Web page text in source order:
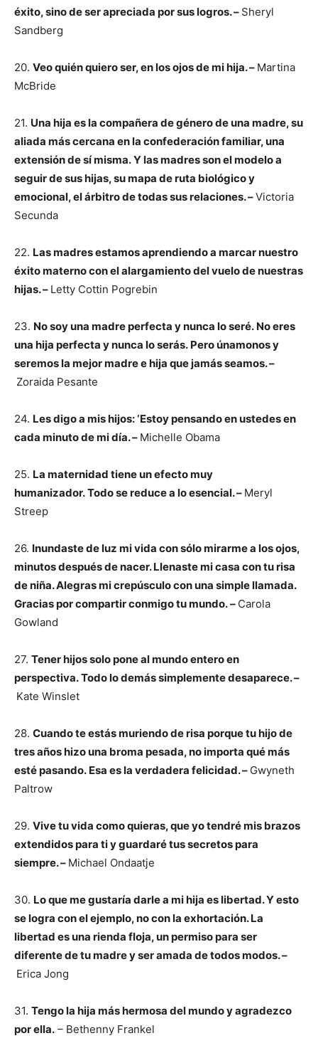
éxito, sino de ser apreciada por sus logros. – Sheryl
Sandberg
20. Veo quién quiero ser, en los ojos de mi hija. – Martina
McBride
21. Una hija es la compañera de género de una madre, su
aliada más cercana en la confederación familiar, una
extensión de sí misma. Y las madres son el modelo a
seguir de sus hijas, su mapa de ruta biológico y
emocional, el árbitro de todas sus relaciones. –Victoria
Secunda
22. Las madres estamos aprendiendo a marcar nuestro
éxito materno con el alargamiento del vuelo de nuestras
hijas. – Letty Cottin Pogrebin
23. No soy una madre perfecta y nunca lo seré. No eres
una hija perfecta y nunca lo serás. Pero únamonos y
seremos la mejor madre e hija que jamás seamos. –
Zoraida Pesante
24. Les digo a mis hijos: ‘Estoy pensando en ustedes en
cada minuto de mi día. – Michelle Obama
25. La maternidad tiene un efecto muy
humanizador. Todo se reduce a lo esencial. – Meryl
Streep
26. Inundaste de luz mi vida con sólo mirarme a los ojos,
minutos después de nacer. Llenaste mi casa con tu risa
de niña. Alegras mi crepúsculo con una simple llamada.
Gracias por compartir conmigo tu mundo.– Carola
Gowland
27. Tener hijos solo pone al mundo entero en
perspectiva. Todo lo demás simplemente desaparece. –
Kate Winslet
28. Cuando te estás muriendo de risa porque tu hijo de
tres años hizo una broma pesada, no importa qué más
esté pasando. Esa es la verdadera felicidad. – Gwyneth
Paltrow
29. Vive tu vida como quieras, que yo tendré mis brazos
extendidos para ti y guardaré tus secretos para
siempre. – Michael Ondaatje
30. Lo que me gustaría darle a mi hija es libertad. Y esto
se logra con el ejemplo, no con la exhortación. La
libertad es una rienda floja, un permiso para ser
diferente de tu madre y ser amada de todos modos. –
Erica Jong
31. Tengo la hija más hermosa del mundo y agradezco
por ella. – Bethenny Frankel